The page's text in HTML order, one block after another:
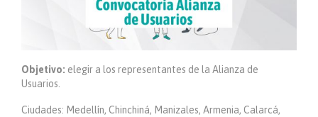
Objetivo: elegir a los representantes de la Alianza de
Usuarios.
Ciudades: Medellín, Chinchiná, Manizales, Armenia, Calarcá,